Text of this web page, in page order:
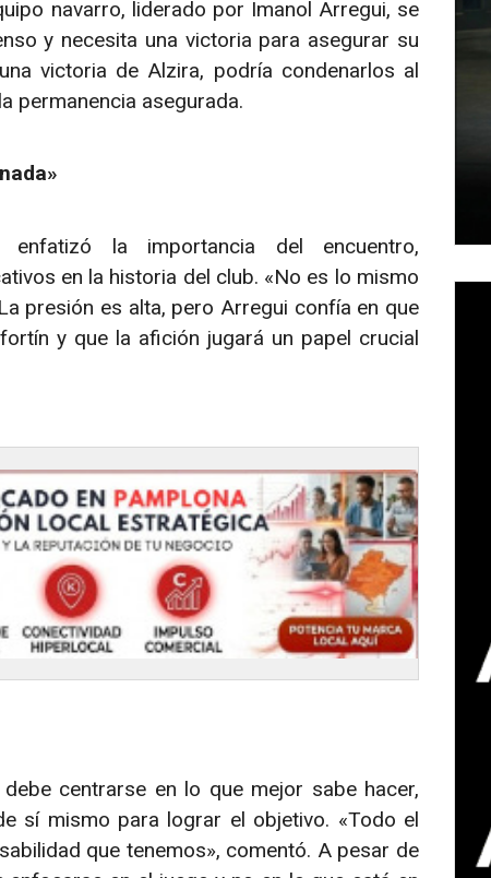
navarro, liderado por Imanol Arregui, se
y necesita una victoria para asegurar su
victoria de Alzira, podría condenarlos al
permanencia asegurada.
la importancia del encuentro,
en la historia del club. «No es lo mismo
presión es alta, pero Arregui confía en que
y que la afición jugará un papel crucial
centrarse en lo que mejor sabe hacer,
sí mismo para lograr el objetivo. «Todo el
que tenemos», comentó. A pesar de